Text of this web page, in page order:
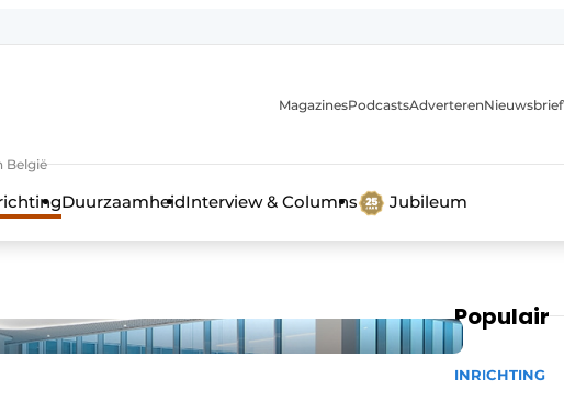
België
MagazinesPodcastsAdverterenNieuwsbrief
DuurzaamheidInterview & Columns Jubileum
Populair
INRICHTING